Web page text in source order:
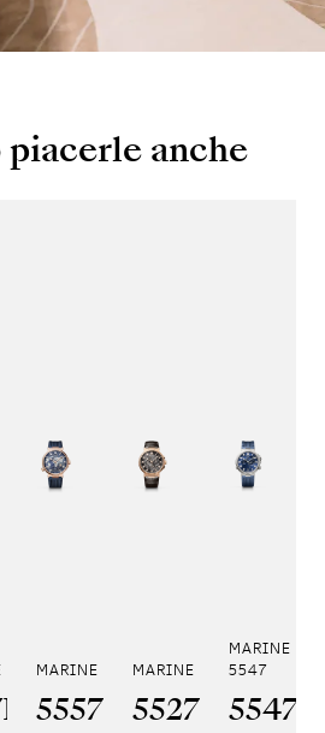
anche
5887
PW0
5517
Y2/9ZU
MARINE HORA MUNDI 5557
5557BR/YS/5WV
MARINE
5527BR/
MARINE
5547